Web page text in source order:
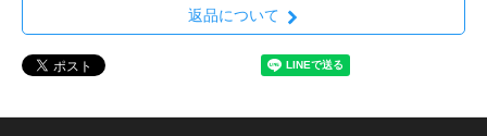
返品について